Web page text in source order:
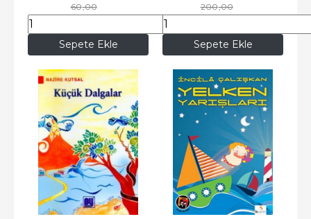
Sepete Ekle
60,00
51,00
Sepete Ekle
200,00
170,00